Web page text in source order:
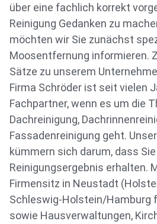
über eine fachlich korrekt
Reinigung Gedanken zu
möchten wir Sie zunächst
Moosentfernung informieren.
Sätze zu unserem
Firma Schröder ist seit vielen
Fachpartner, wenn es um die
Dachreinigung,
Fassadenreinigung geht.
kümmern sich darum, dass
Reinigungsergebnis erhalten.
Firmensitz in Neustadt
Schleswig-Holstein/Hamburg
sowie Hausverwaltungen,